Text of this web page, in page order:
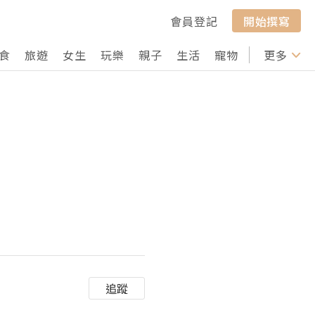
會員登記
開始撰寫
旅遊 女生 玩樂 親子 生活 寵物 行山 打卡
更多
追蹤